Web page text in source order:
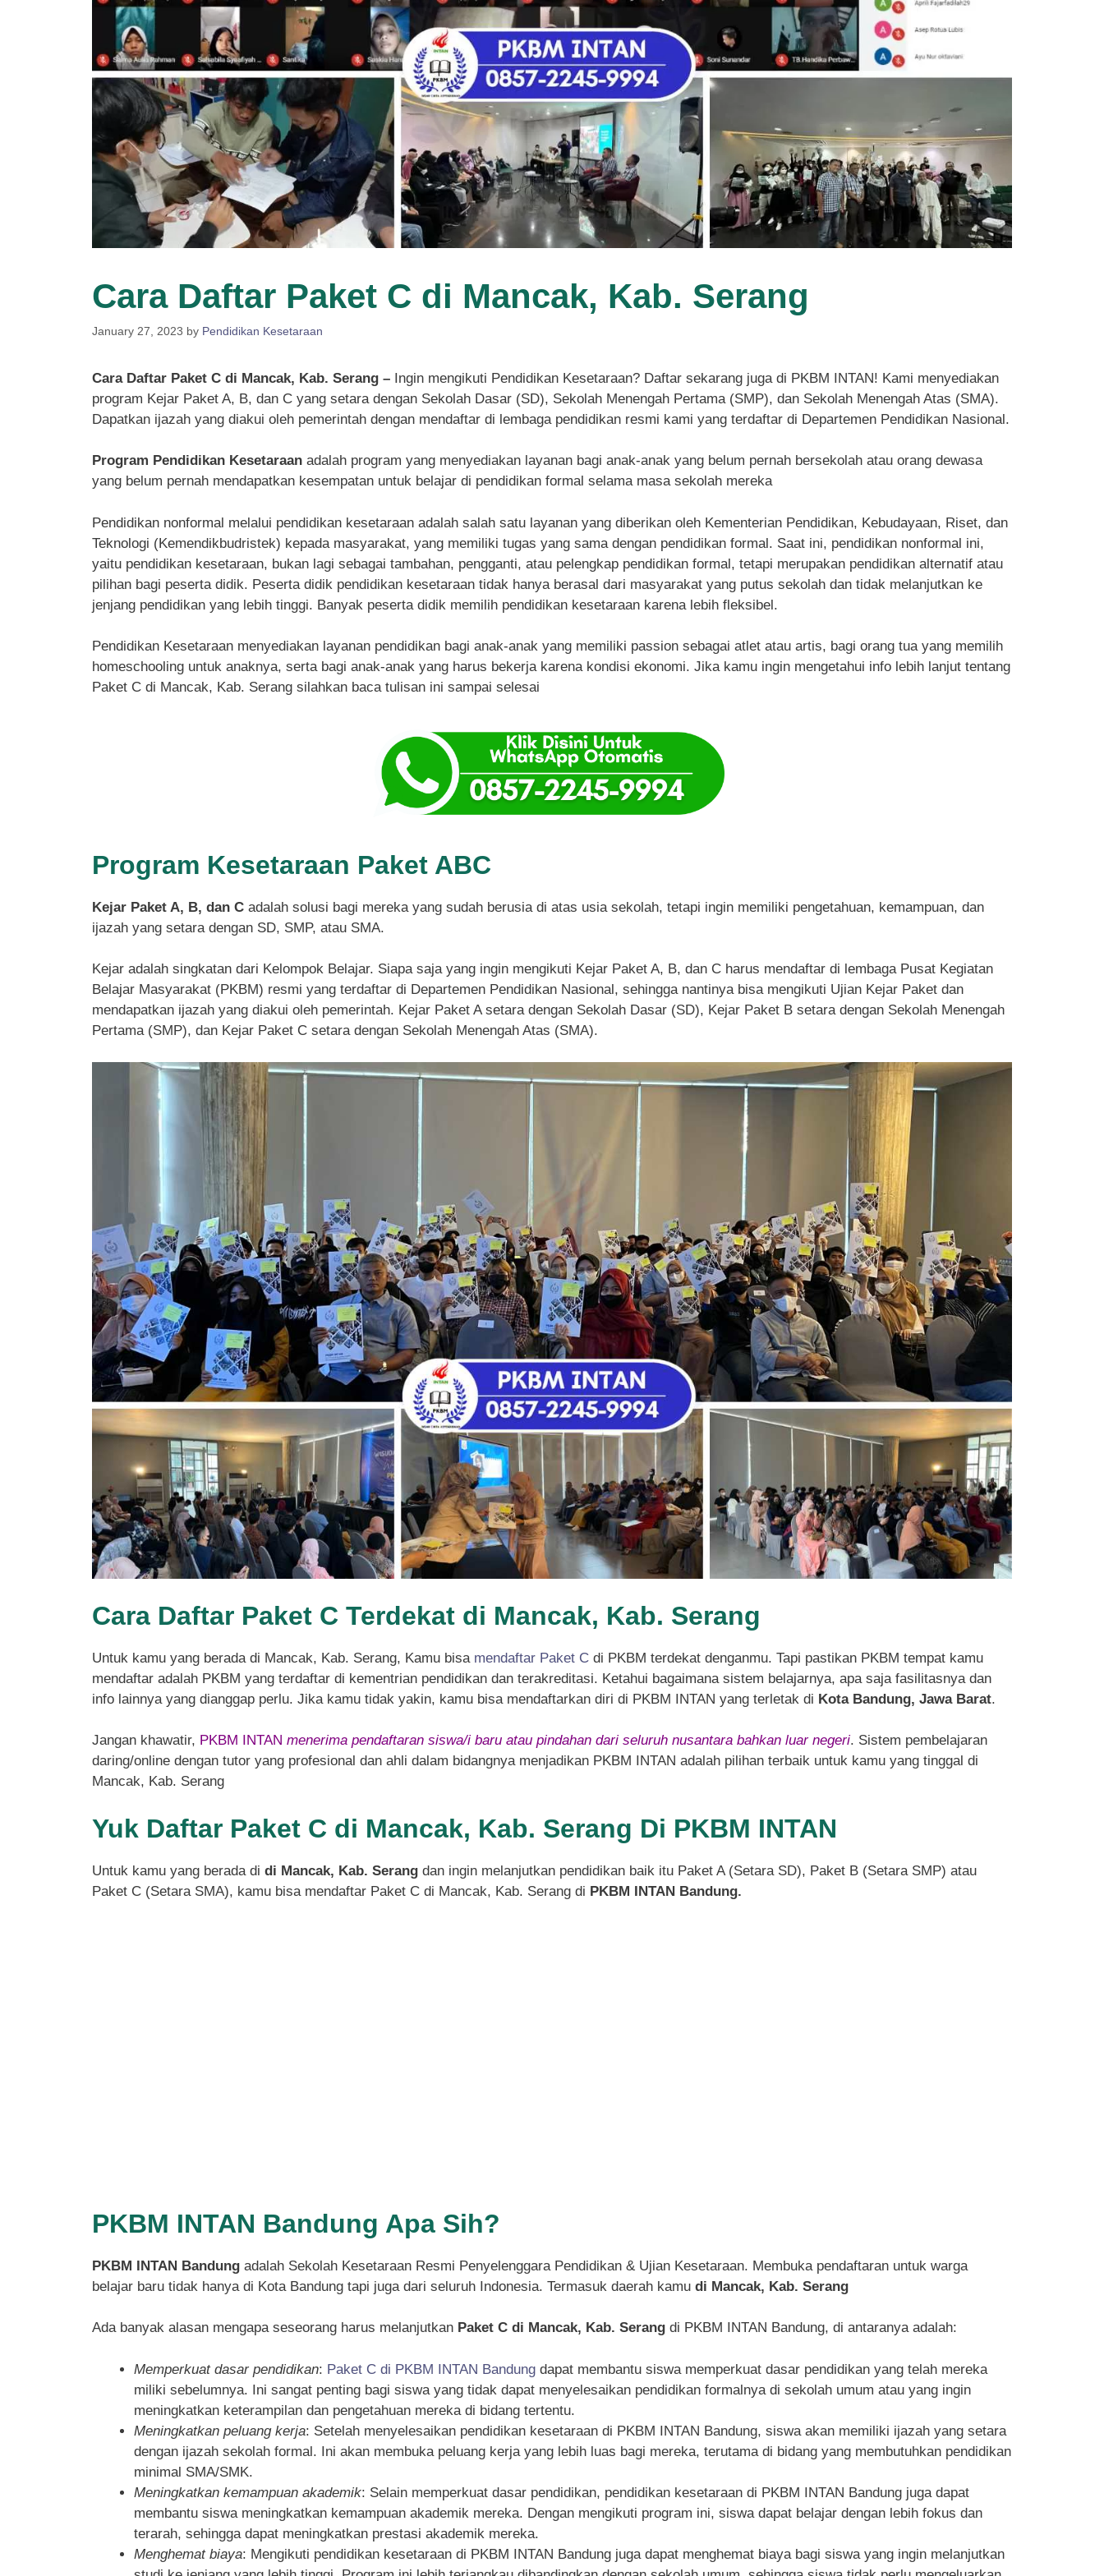
Cara Daftar Paket C di Mancak, Kab. Serang
January 27, 2023 by Pendidikan Kesetaraan
Cara Daftar Paket C di Mancak, Kab. Serang – Ingin mengikuti Pendidikan Kesetaraan? Daftar sekarang juga di PKBM INTAN! Kami menyediakan
program Kejar Paket A, B, dan C yang setara dengan Sekolah Dasar (SD), Sekolah Menengah Pertama (SMP), dan Sekolah Menengah Atas (SMA).
Dapatkan ijazah yang diakui oleh pemerintah dengan mendaftar di lembaga pendidikan resmi kami yang terdaftar di Departemen Pendidikan Nasional.
Program Pendidikan Kesetaraan adalah program yang menyediakan layanan bagi anak-anak yang belum pernah bersekolah atau orang dewasa
yang belum pernah mendapatkan kesempatan untuk belajar di pendidikan formal selama masa sekolah mereka
Pendidikan nonformal melalui pendidikan kesetaraan adalah salah satu layanan yang diberikan oleh Kementerian Pendidikan, Kebudayaan, Riset, dan
Teknologi (Kemendikbudristek) kepada masyarakat, yang memiliki tugas yang sama dengan pendidikan formal. Saat ini, pendidikan nonformal ini,
yaitu pendidikan kesetaraan, bukan lagi sebagai tambahan, pengganti, atau pelengkap pendidikan formal, tetapi merupakan pendidikan alternatif atau
pilihan bagi peserta didik. Peserta didik pendidikan kesetaraan tidak hanya berasal dari masyarakat yang putus sekolah dan tidak melanjutkan ke
jenjang pendidikan yang lebih tinggi. Banyak peserta didik memilih pendidikan kesetaraan karena lebih fleksibel.
Pendidikan Kesetaraan menyediakan layanan pendidikan bagi anak-anak yang memiliki passion sebagai atlet atau artis, bagi orang tua yang memilih
homeschooling untuk anaknya, serta bagi anak-anak yang harus bekerja karena kondisi ekonomi. Jika kamu ingin mengetahui info lebih lanjut tentang
Paket C di Mancak, Kab. Serang silahkan baca tulisan ini sampai selesai
Program Kesetaraan Paket ABC
Kejar Paket A, B, dan C adalah solusi bagi mereka yang sudah berusia di atas usia sekolah, tetapi ingin memiliki pengetahuan, kemampuan, dan
ijazah yang setara dengan SD, SMP, atau SMA.
Kejar adalah singkatan dari Kelompok Belajar. Siapa saja yang ingin mengikuti Kejar Paket A, B, dan C harus mendaftar di lembaga Pusat Kegiatan
Belajar Masyarakat (PKBM) resmi yang terdaftar di Departemen Pendidikan Nasional, sehingga nantinya bisa mengikuti Ujian Kejar Paket dan
mendapatkan ijazah yang diakui oleh pemerintah. Kejar Paket A setara dengan Sekolah Dasar (SD), Kejar Paket B setara dengan Sekolah Menengah
Pertama (SMP), dan Kejar Paket C setara dengan Sekolah Menengah Atas (SMA).
Cara Daftar Paket C Terdekat di Mancak, Kab. Serang
Untuk kamu yang berada di Mancak, Kab. Serang, Kamu bisa mendaftar Paket C di PKBM terdekat denganmu. Tapi pastikan PKBM tempat kamu
mendaftar adalah PKBM yang terdaftar di kementrian pendidikan dan terakreditasi. Ketahui bagaimana sistem belajarnya, apa saja fasilitasnya dan
info lainnya yang dianggap perlu. Jika kamu tidak yakin, kamu bisa mendaftarkan diri di PKBM INTAN yang terletak di Kota Bandung, Jawa Barat.
Jangan khawatir, PKBM INTAN menerima pendaftaran siswa/i baru atau pindahan dari seluruh nusantara bahkan luar negeri. Sistem pembelajaran
daring/online dengan tutor yang profesional dan ahli dalam bidangnya menjadikan PKBM INTAN adalah pilihan terbaik untuk kamu yang tinggal di
Mancak, Kab. Serang
Yuk Daftar Paket C di Mancak, Kab. Serang Di PKBM INTAN
Untuk kamu yang berada di di Mancak, Kab. Serang dan ingin melanjutkan pendidikan baik itu Paket A (Setara SD), Paket B (Setara SMP) atau
Paket C (Setara SMA), kamu bisa mendaftar Paket C di Mancak, Kab. Serang di PKBM INTAN Bandung.
PKBM INTAN Bandung Apa Sih?
PKBM INTAN Bandung adalah Sekolah Kesetaraan Resmi Penyelenggara Pendidikan & Ujian Kesetaraan. Membuka pendaftaran untuk warga
belajar baru tidak hanya di Kota Bandung tapi juga dari seluruh Indonesia. Termasuk daerah kamu di Mancak, Kab. Serang
Ada banyak alasan mengapa seseorang harus melanjutkan Paket C di Mancak, Kab. Serang di PKBM INTAN Bandung, di antaranya adalah:
Memperkuat dasar pendidikan: Paket C di PKBM INTAN Bandung dapat membantu siswa memperkuat dasar pendidikan yang telah mereka
miliki sebelumnya. Ini sangat penting bagi siswa yang tidak dapat menyelesaikan pendidikan formalnya di sekolah umum atau yang ingin
meningkatkan keterampilan dan pengetahuan mereka di bidang tertentu.
Meningkatkan peluang kerja: Setelah menyelesaikan pendidikan kesetaraan di PKBM INTAN Bandung, siswa akan memiliki ijazah yang setara
dengan ijazah sekolah formal. Ini akan membuka peluang kerja yang lebih luas bagi mereka, terutama di bidang yang membutuhkan pendidikan
minimal SMA/SMK.
Meningkatkan kemampuan akademik: Selain memperkuat dasar pendidikan, pendidikan kesetaraan di PKBM INTAN Bandung juga dapat
membantu siswa meningkatkan kemampuan akademik mereka. Dengan mengikuti program ini, siswa dapat belajar dengan lebih fokus dan
terarah, sehingga dapat meningkatkan prestasi akademik mereka.
Menghemat biaya: Mengikuti pendidikan kesetaraan di PKBM INTAN Bandung juga dapat menghemat biaya bagi siswa yang ingin melanjutkan